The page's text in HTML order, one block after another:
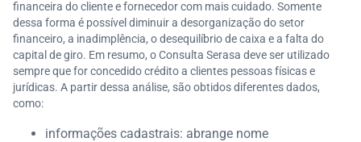
financeira do cliente e fornecedor com mais cuidado. Somente
dessa forma é possível diminuir a desorganização do setor
financeiro, a inadimplência, o desequilíbrio de caixa e a falta do
capital de giro. Em resumo, o Consulta Serasa deve ser utilizado
sempre que for concedido crédito a clientes pessoas físicas e
jurídicas. A partir dessa análise, são obtidos diferentes dados,
como:
informações cadastrais: abrange nome